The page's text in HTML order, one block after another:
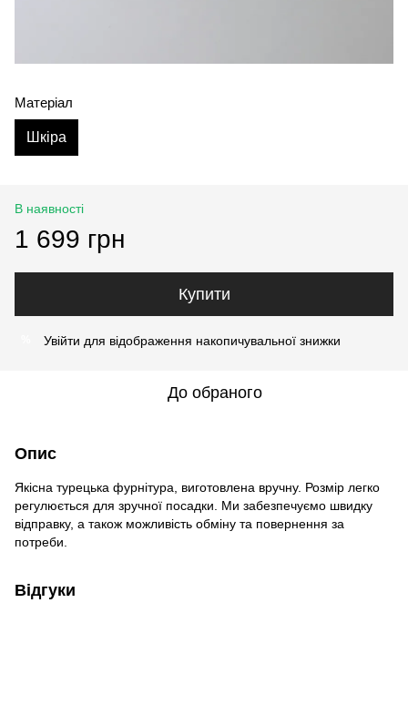
Матеріал
Шкіра
В наявності
1 699 грн
Купити
Увійти для відображення накопичувальної знижки
До обраного
Опис
Якісна турецька фурнітура, виготовлена вручну. Розмір легко
регулюється для зручної посадки. Ми забезпечуємо швидку
відправку, а також можливість обміну та повернення за
потреби.
Відгуки